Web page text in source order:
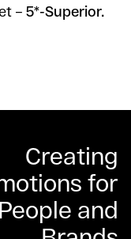
– 5*-Superior.
Creating
for
People and